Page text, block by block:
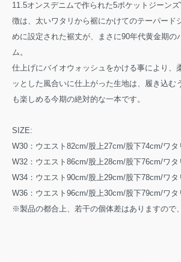
11.5オンスデニムで作られた5ポケットジーン
徴は、太いワタリから裾にかけてのテーパード
めに設定された裾丈が、まさに90年代黄金期の
ム。
仕上げにバイオウォッシュをかける事により、
ッとした風合いに仕上がった生地は、履き込む
も楽しめる今期の絶対的な一本です。
SIZE:
W30：ウエスト82cm/股上27cm/股下74cm/ワ
W32：ウエスト86cm/股上28cm/股下76cm/ワ
W34：ウエスト90cm/股上29cm/股下78cm/ワ
W36：ウエスト96cm/股上30cm/股下79cm/ワ
※製品の都合上、若干の個体差はありますので